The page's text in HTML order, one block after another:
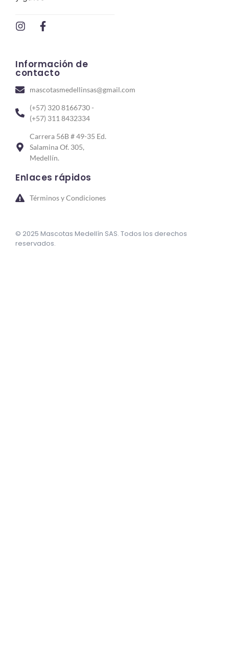
Información de
contacto
mascotasmedellinsas@gmail.com
(+57) 320 8166730 -
(+57) 311 8432334
Carrera 56B # 49-35 Ed.
Salamina Of. 305,
Medellín.
Enlaces rápidos
Términos y Condiciones
© 2025 Mascotas Medellín SAS. Todos los derechos
reservados.